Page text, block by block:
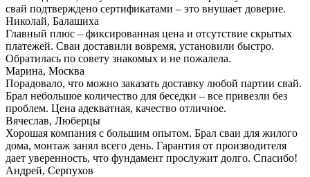
свай подтверждено сертификатами – это внушает доверие.
Николай, Балашиха
Главный плюс – фиксированная цена и отсутствие скрытых
платежей. Сваи доставили вовремя, установили быстро.
Обратилась по совету знакомых и не пожалела.
Марина, Москва
Порадовало, что можно заказать доставку любой партии свай.
Брал небольшое количество для беседки – все привезли без
проблем. Цена адекватная, качество отличное.
Вячеслав, Люберцы
Хорошая компания с большим опытом. Брал сваи для жилого
дома, монтаж занял всего день. Гарантия от производителя
дает уверенность, что фундамент прослужит долго. Спасибо!
Андрей, Серпухов